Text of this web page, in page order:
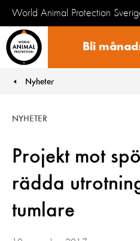
World Animal Protection
Bli
You are here:
Nyheter
Projekt mot
rädda
tumlare
NYHETER